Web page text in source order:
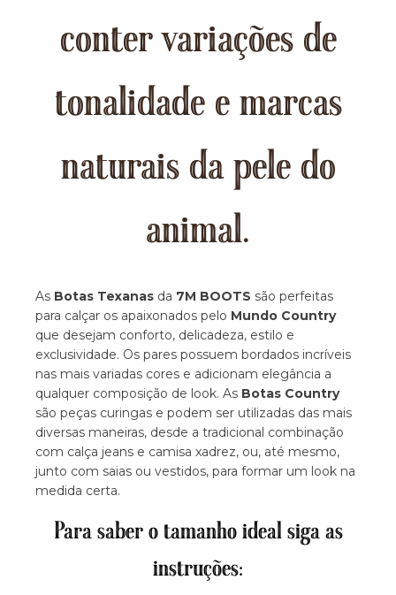
conter variações de
tonalidade e marcas
naturais da pele do
animal.
As Botas Texanas da 7M BOOTS são perfeitas
para calçar os apaixonados pelo Mundo Country
que desejam conforto, delicadeza, estilo e
exclusividade. Os pares possuem bordados incríveis
nas mais variadas cores e adicionam elegância a
qualquer composição de look. As Botas Country
são peças curingas e podem ser utilizadas das mais
diversas maneiras, desde a tradicional combinação
com calça jeans e camisa xadrez, ou, até mesmo,
junto com saias ou vestidos, para formar um look na
medida certa.
Para saber o tamanho ideal siga as
instruções: